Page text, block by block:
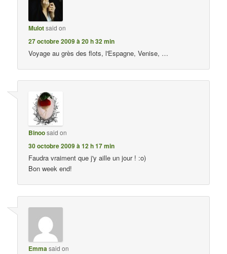
Mulotsaid on
27 octobre 2009 à 20 h 32 min
Voyage au grès des flots, l'Espagne, Venise, …
Binoosaid on
30 octobre 2009 à 12 h 17 min
Faudra vraiment que j'y aille un jour ! :o)
Bon week end!
Emmasaid on